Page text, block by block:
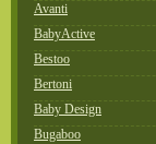
Avanti
BabyActive
Bestoo
Bertoni
Baby Design
Bugaboo